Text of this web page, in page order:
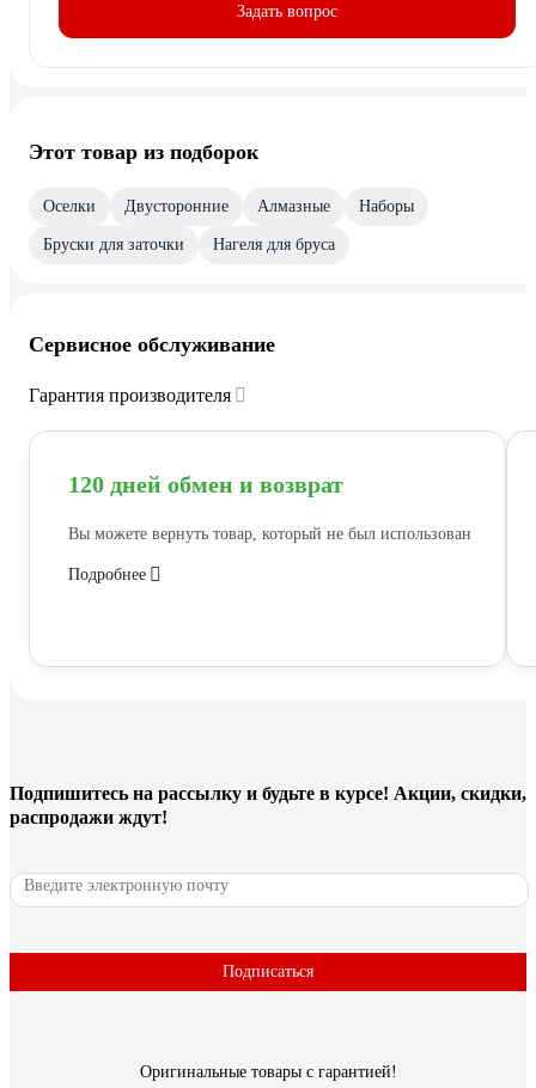
Задать вопрос
Этот товар из подборок
Оселки Двусторонние Алмазные Наборы
Бруски для заточки Нагеля для бруса
Сервисное обслуживание
Гарантия производителя
120 дней обмен и возврат
Вы можете вернуть товар, который не был использован
Подробнее
Подпишитесь на рассылку и будьте в курсе! Акции, скидки,
распродажи ждут!
Подписаться
Оригинальные товары с гарантией!